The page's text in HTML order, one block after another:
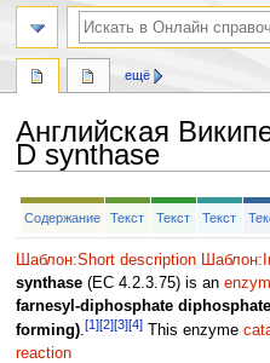
Английская
D synthase
Перейти
Перейти
Содержание Текст Текст Текст
Шаблон:Short description
synthase(EC 4.2.3.75) is an
farnesyl-diphosphate
forming).[1][2][3][4]This enzyme
reaction
ещё